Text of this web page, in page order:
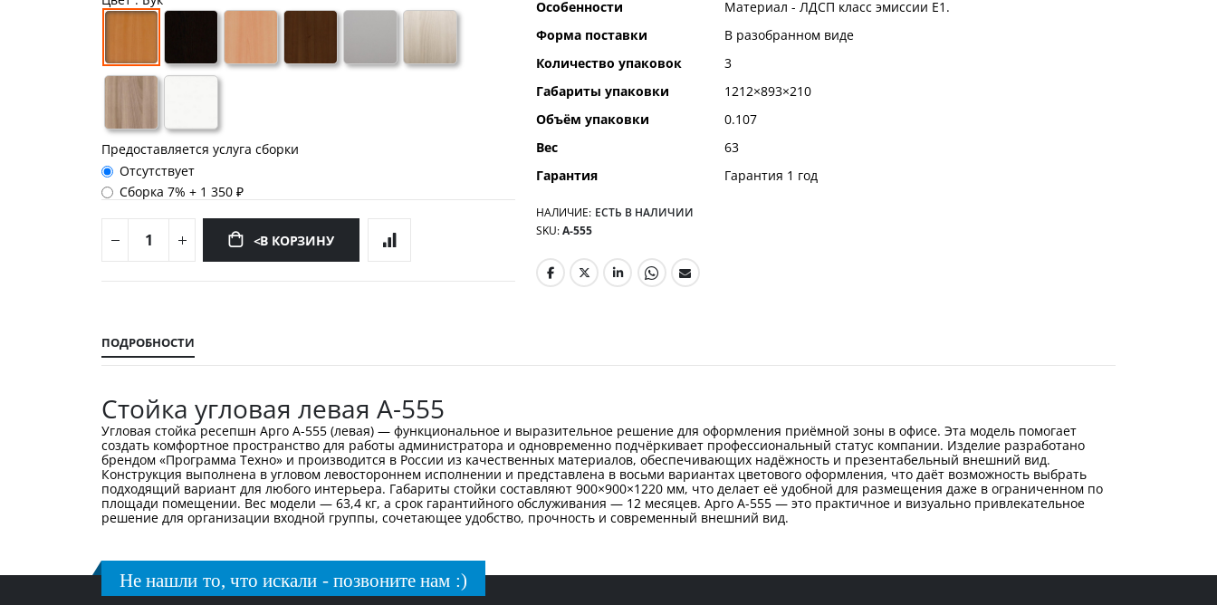
Предоставляется услуга сборки
Отсутствует
Сборка 7%+ 1 350 ₽
<В КОРЗИНУ
началу
галереи
изображений
Особенности
Материал - ЛДСП класс эмиссии Е1.
Форма поставки
В разобранном виде
Количество упаковок
3
Габариты упаковки
1212×893×210
Объём упаковки
0.107
Вес
63
Гарантия
Гарантия 1 год
НАЛИЧИЕ: ЕСТЬ В НАЛИЧИИ
SKU А-555
ПОДРОБНОСТИ
Стойка угловая левая А-555
Угловая стойка ресепшн Арго А-555 (левая) — функциональное и выразительное решение для оформления приёмной зоны в офисе. Эта модель помогает
создать комфортное пространство для работы администратора и одновременно подчёркивает профессиональный статус компании. Изделие разработано
брендом «Программа Техно» и производится в России из качественных материалов, обеспечивающих надёжность и презентабельный внешний вид.
Конструкция выполнена в угловом левостороннем исполнении и представлена в восьми вариантах цветового оформления, что даёт возможность выбрать
подходящий вариант для любого интерьера. Габариты стойки составляют 900×900×1220 мм, что делает её удобной для размещения даже в ограниченном по
площади помещении. Вес модели — 63,4 кг, а срок гарантийного обслуживания — 12 месяцев. Арго А-555 — это практичное и визуально привлекательное
решение для организации входной группы, сочетающее удобство, прочность и современный внешний вид.
Не нашли то, что искали - позвоните нам :)